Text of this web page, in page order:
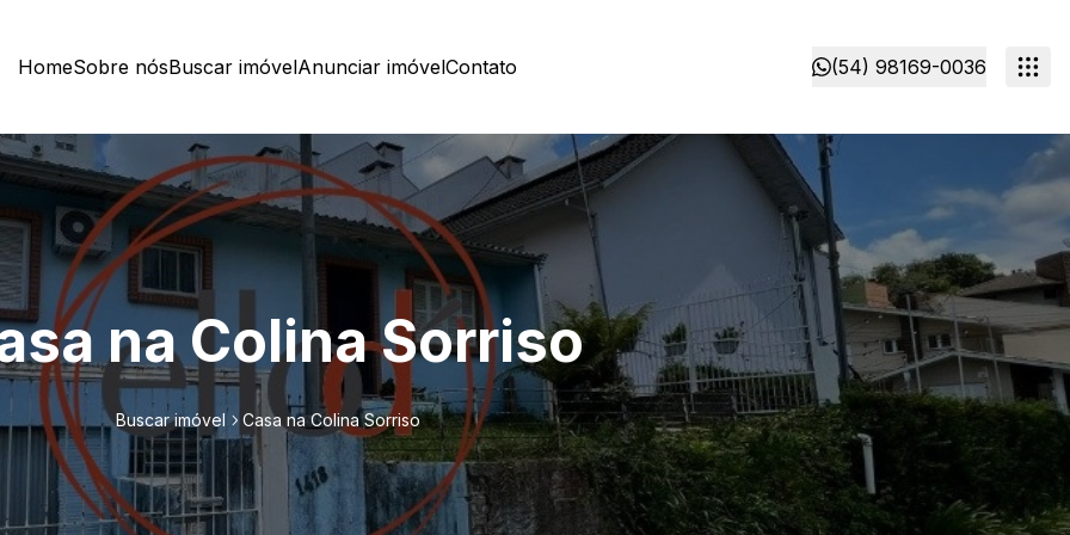
HomeSobre nósBuscar imóvelAnunciar imóvelContato (54) 98169-0036
na Colina Sorriso
Buscar imóvel Casa na Colina Sorriso